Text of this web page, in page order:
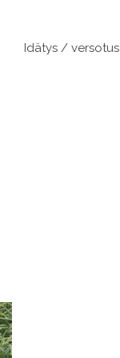
Idätys / versotus